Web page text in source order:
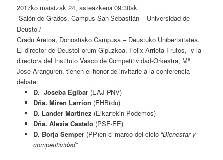
2017ko maiatzak 24, asteazkena 09:30ak.
Salón de Grados, Campus San Sebastián – Universidad de
Deusto /
Gradu Aretoa, Donostiako Campusa – Deustuko Unibertsitatea.
El director de DeustoForum Gipuzkoa, Felix Arrieta Frutos, y la
directora del Instituto Vasco de Competitividad-Orkestra, Mª
Jose Aranguren, tienen el honor de invitarle a la conferencia-
debate:
D. Joseba Egibar(EAJ-PNV)
Dña. Miren Larrion (EHBildu)
D. Lander Martínez (Elkarrekin Podemos)
Dña. Alexia Castelo(PSE-EE)
D. Borja Semper(PP)en el marco del ciclo “Bienestar y
competitividad”